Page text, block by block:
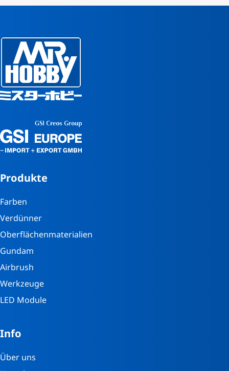
Produkte
Farben
Verdünner
Oberflächenmaterialien
Gundam
Airbrush
Werkzeuge
LED Module
Info
Über uns